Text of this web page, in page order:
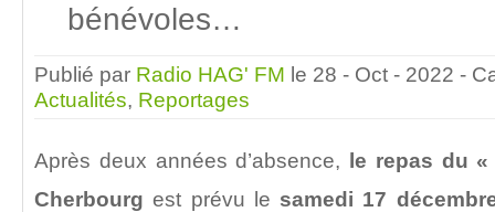
bénévoles…
Publié par Radio HAG' FM le 28 - Oct - 2022 -
Actualités, Reportages
Après deux années d’absence, le repas du
Cherbourg est prévu le samedi 17